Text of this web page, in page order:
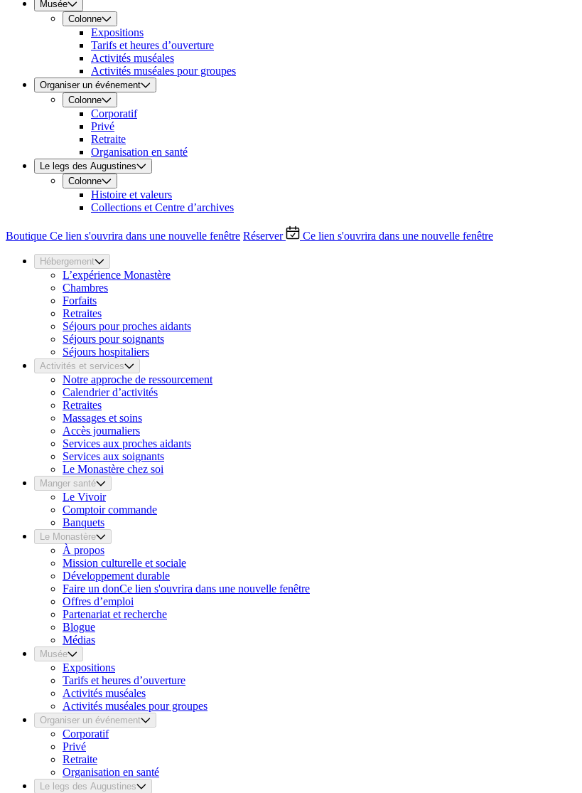
Musée
Colonne
Expositions
Tarifs et heures d’ouverture
Activités muséales
Activités muséales pour groupes
Organiser un événement
Colonne
Corporatif
Privé
Retraite
Organisation en santé
Le legs des Augustines
Colonne
Histoire et valeurs
Collections et Centre d’archives
Boutique Ce lien s'ouvrira dans une nouvelle fenêtre Réserver Ce lien s'ouvrira dans une nouvelle fenêtre
Hébergement
L’expérience Monastère
Chambres
Forfaits
Retraites
Séjours pour proches aidants
Séjours pour soignants
Séjours hospitaliers
Activités et services
Notre approche de ressourcement
Calendrier d’activités
Retraites
Massages et soins
Accès journaliers
Services aux proches aidants
Services aux soignants
Le Monastère chez soi
Manger santé
Le Vivoir
Comptoir commande
Banquets
Le Monastère
À propos
Mission culturelle et sociale
Développement durable
Faire un donCe lien s'ouvrira dans une nouvelle fenêtre
Offres d’emploi
Partenariat et recherche
Blogue
Médias
Musée
Expositions
Tarifs et heures d’ouverture
Activités muséales
Activités muséales pour groupes
Organiser un événement
Corporatif
Privé
Retraite
Organisation en santé
Le legs des Augustines